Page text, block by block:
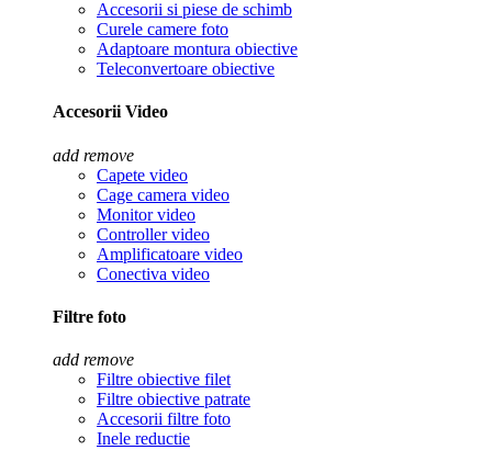
Accesorii si piese de schimb
Curele camere foto
Adaptoare montura obiective
Teleconvertoare obiective
Accesorii Video
add remove
Capete video
Cage camera video
Monitor video
Controller video
Amplificatoare video
Conectiva video
Filtre foto
add remove
Filtre obiective filet
Filtre obiective patrate
Accesorii filtre foto
Inele reductie